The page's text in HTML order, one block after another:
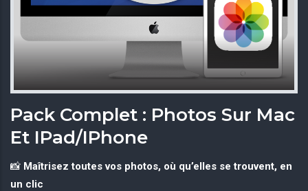
Pack Complet : Photos Sur Mac
Et IPad/iPhone
📸 Maîtrisez toutes vos photos, où qu’elles se trouvent, en
un clic